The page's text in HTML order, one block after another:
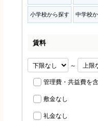
小学校から探す 中学校
賃料
～
管理費・共益費を
敷金なし
礼金なし